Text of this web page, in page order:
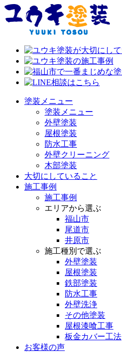
塗装メニュー
塗装メニュー
外壁塗装
屋根塗装
防水工事
外壁クリーニング
木部塗装
大切にしていること
施工事例
施工事例
エリアから選ぶ
福山市
尾道市
井原市
施工種別で選ぶ
外壁塗装
屋根塗装
鉄部塗装
防水工事
外壁洗浄
その他塗装
屋根漆喰工事
板金カバー工法
お客様の声